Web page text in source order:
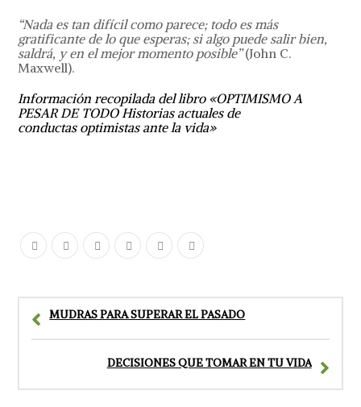
“Nada es tan difícil como parece; todo es más
gratificante de lo que esperas; si algo puede salir bien,
saldrá, y en el mejor momento posible”(John C.
Maxwell).
Información recopilada del libro «OPTIMISMO A
PESAR DE TODO Historias actuales de
conductas optimistas ante la vida»
MUDRAS PARA SUPERAR EL PASADO
DECISIONES QUE TOMAR EN TU VIDA